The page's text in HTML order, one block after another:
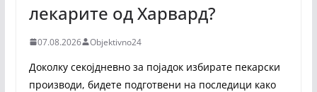
лекарите од Харвард?
07.08.2026 Objektivno24
Доколку секојдневно за појадок избирате пекарски
производи, бидете подготвени на последици како